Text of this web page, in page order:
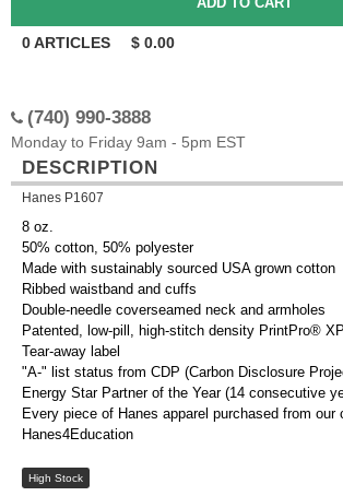
0ARTICLES $ 0.00
(740) 990-3888
Monday to Friday 9am - 5pm EST
DESCRIPTION
Hanes P1607
8 oz.
50% cotton, 50% polyester
Made with sustainably sourced USA grown cotton
Ribbed waistband and cuffs
Double-needle coverseamed neck and armholes
Patented, low-pill, high-stitch density PrintPro®
Tear-away label
"A-" list status from CDP (Carbon Disclosure
Energy Star Partner of the Year (14 consecutive
Every piece of Hanes apparel purchased from our
Hanes4Education
High Stock